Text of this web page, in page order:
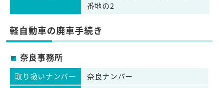
番地の2
軽自動車の廃車手続き
奈良事務所
取り扱いナンバー
奈良ナンバー